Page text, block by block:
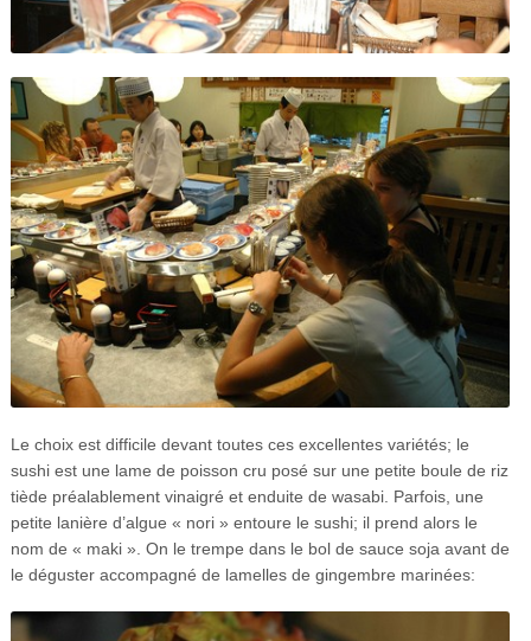
Le choix est difficile devant toutes ces excellentes variétés; le
sushi est une lame de poisson cru posé sur une petite boule de riz
tiède préalablement vinaigré et enduite de wasabi. Parfois, une
petite lanière d’algue « nori » entoure le sushi; il prend alors le
nom de « maki ». On le trempe dans le bol de sauce soja avant de
le déguster accompagné de lamelles de gingembre marinées: